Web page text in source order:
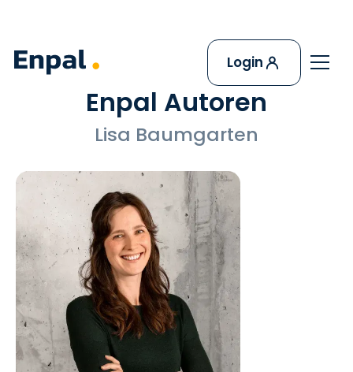
Login
Enpal Autoren
Lisa Baumgarten